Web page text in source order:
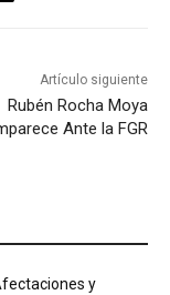
Artículo siguiente
Rubén Rocha Moya
Ante la FGR
y